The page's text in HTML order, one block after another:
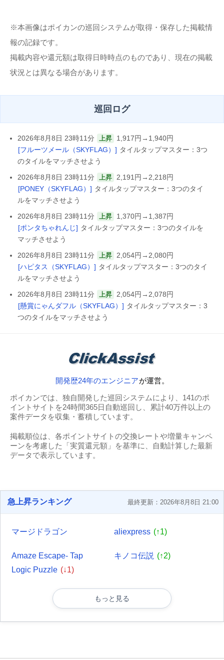
※本画像はポイカンの巡回システムが取得・保存した掲載情
報の記録です。
掲載内容や還元額は取得日時時点のものであり、現在の掲載
状況とは異なる場合があります。
巡回ログ
2026年8月8日 23時11分 上昇
1,917円→1,940円
[フルーツメール（SKYFLAG）] タイルタップマスター：3つ
のタイルをマッチさせよう
2026年8月8日 23時11分
上昇 2,191円→2,218円
[PONEY（SKYFLAG）] タイルタップマスター：3つのタイ
ルをマッチさせよう
2026年8月8日 23時11分
上昇
1,370円→1,387円
[ポンタちゃれんじ] タイルタップマスター：3つのタイルを
マッチさせよう
2026年8月8日 23時11分
上昇 2,054円→2,080円
[ハピタス（SKYFLAG）] タイルタップマスター：3つのタイ
ルをマッチさせよう
2026年8月8日 23時11分
上昇 2,054円→2,078円
[懸賞にゃんダフル（SKYFLAG）] タイルタップマスター：3
つのタイルをマッチさせよう
開発歴24年のエンジニアが運営。
ポイカンでは、独自開発した巡回システムにより、141のポ
イントサイトを24時間365日自動巡回し、累計40万件以上の
案件データを収集・蓄積しています。
掲載順位は、各ポイントサイトの交換レートや増量キャンペ
ーンを考慮した「実質還元額」を基準に、自動計算した最新
データで表示しています。
急上昇ランキング 最終更新：2026年8月8日 21:00
マージドラゴン aliexpress (↑1)
Amaze Escape- Tap
Logic Puzzle (↓1)
キノコ伝説 (↑2)
もっと見る